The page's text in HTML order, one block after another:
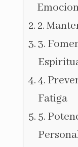
2.
3.
4.
Fatiga
5.